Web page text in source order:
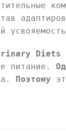
Diets
питание.
Поэтому